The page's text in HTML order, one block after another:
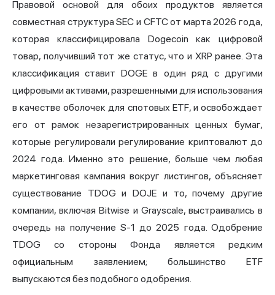
Правовой основой для обоих продуктов является
совместная структура SEC и CFTC от марта 2026 года,
которая классифицировала Dogecoin как цифровой
товар, получивший тот же статус, что и XRP ранее. Эта
классификация ставит DOGE в один ряд с другими
цифровыми активами, разрешенными для использования
в качестве оболочек для спотовых ETF, и освобождает
его от рамок незарегистрированных ценных бумаг,
которые регулировали регулирование криптовалют до
2024 года. Именно это решение, больше чем любая
маркетинговая кампания вокруг листингов, объясняет
существование TDOG и DOJE и то, почему другие
компании, включая Bitwise и Grayscale, выстраивались в
очередь на получение S-1 до 2025 года. Одобрение
TDOG со стороны Фонда является редким
официальным заявлением; большинство ETF
выпускаются без подобного одобрения.